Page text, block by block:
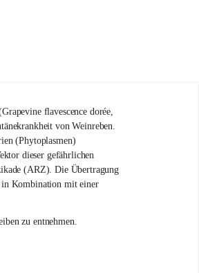
flavescence dorée,
von Weinreben.
(Phytoplasmen)
dieser gefährlichen
(ARZ). Die Übertragung
in Kombination mit einer
zu entnehmen.